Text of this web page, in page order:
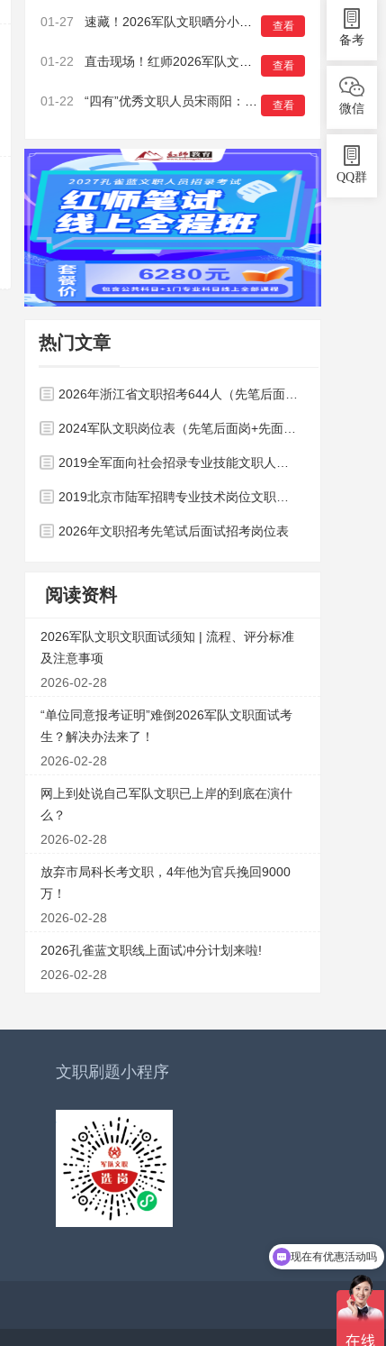
01-27 查看
01-22 查看
01-22 查看
热门文章
2026年浙江省文职招考644人（先笔后面岗位）！
2024军队文职岗位表（先笔后面岗+先面后笔岗）
2019全军面向社会招录专业技能文职人员职位表（2430人）
2019北京市陆军招聘专业技术岗位文职人员职位表
2026年文职招考先笔试后面试招考岗位表
阅读资料
2026军队文职文职面试须知 | 流程、评分标准
及注意事项
2026-02-28
“单位同意报考证明”难倒2026军队文职面试考
生？解决办法来了！
2026-02-28
网上到处说自己军队文职已上岸的到底在演什
么？
2026-02-28
放弃市局科长考文职，4年他为官兵挽回9000
万！
2026-02-28
2026孔雀蓝文职线上面试冲分计划来啦!
2026-02-28
文职刷题小程序
备考
微信
QQ群
现在有优惠活动吗